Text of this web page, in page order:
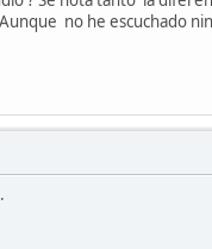
no he escuchado